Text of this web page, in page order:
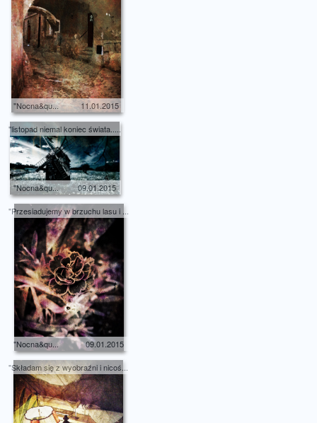
"Nocna&qu... 11.01.2015
"listopad niemal koniec świata.....
"Nocna&qu... 09.01.2015
"Przesiadujemy w brzuchu lasu i ...
"Nocna&qu... 09.01.2015
"Składam się z wyobraźni i nicoś...